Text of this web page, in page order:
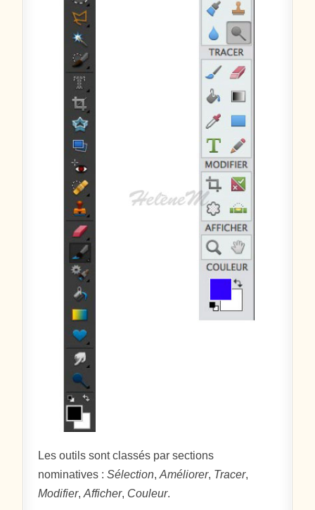
Les outils sont classés par sections
nominatives :Sélection,Améliorer, Tracer,
Modifier,Afficher, Couleur.